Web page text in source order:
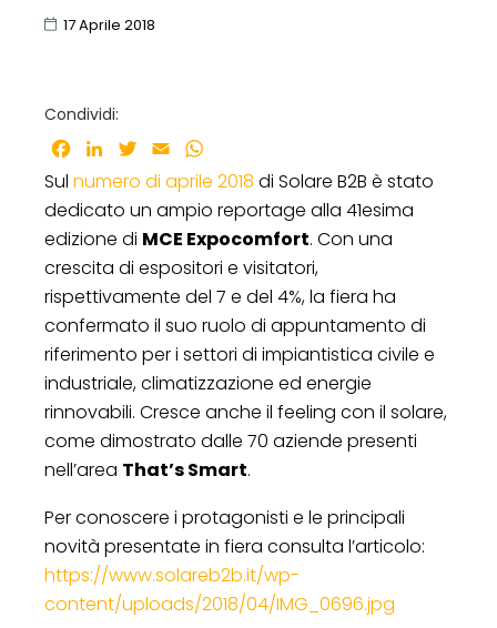
17 Aprile 2018
Condividi:
Facebook
LinkedInTwitter
Email
Sul numero di aprile 2018 di Solare B2B è stato
dedicato un ampio reportage alla 41esima
edizione di MCE Expocomfort. Con una
crescita di espositori e visitatori,
rispettivamente del 7 e del 4%, la fiera ha
confermato il suo ruolo di appuntamento di
riferimento per i settori di impiantistica civile e
industriale, climatizzazione ed energie
rinnovabili. Cresce anche il feeling con il solare,
come dimostrato dalle 70 aziende presenti
nell’area That’s Smart.
Per conoscere i protagonisti e le principali
novità presentate in fiera consulta l’articolo:
https://www.solareb2b.it/wp-
content/uploads/2018/04/IMG_0696.jpg